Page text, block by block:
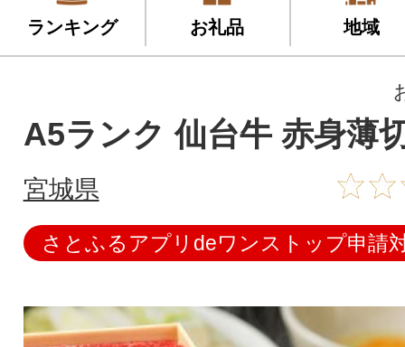
ランキング お礼品 地域
A5ランク 仙台牛 赤身薄
宮城県
さとふるアプリdeワンストップ申請